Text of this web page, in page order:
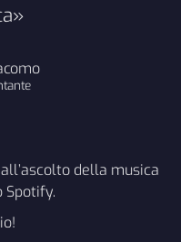
della musica
Spotify.